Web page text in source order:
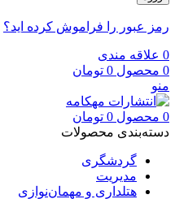
رمز عبور را فراموش کرده اید؟
0 علاقه مندی
0 محصول 0 تومان
منو
0 محصول 0 تومان
دسته‌بندی محصولات
گردشگری
مدیریت
هتلداری و مهمان‌نوازی